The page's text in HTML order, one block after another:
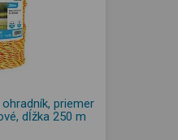
priemer
dĺžka 250 m